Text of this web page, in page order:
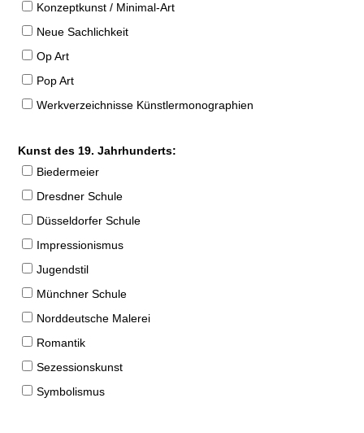
Konzeptkunst / Minimal-Art
Neue Sachlichkeit
Op Art
Pop Art
Werkverzeichnisse Künstlermonographien
Kunst des 19. Jahrhunderts:
Biedermeier
Dresdner Schule
Düsseldorfer Schule
Impressionismus
Jugendstil
Münchner Schule
Norddeutsche Malerei
Romantik
Sezessionskunst
Symbolismus